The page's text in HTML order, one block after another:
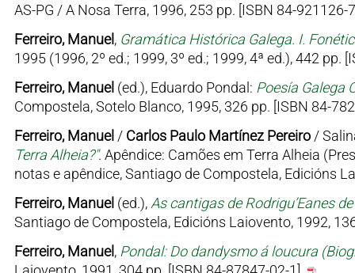
AS-PG / A Nosa Terra, 1996, 253 pp. [ISBN 84-921126-
Ferreiro, Manuel, Gramática Histórica Galega. I.
1995 (1996, 2º ed.; 1999, 3º ed.; 1999, 4ª ed.), 442 pp.
Ferreiro, Manuel (ed.), Eduardo Pondal: Poesía Galega
Compostela, Sotelo Blanco, 1995, 326 pp. [ISBN 84-
Ferreiro, Manuel / Carlos Paulo Martínez Pereiro/
Terra Alheia?". Apêndice: Camões em Terra Alheia
notas e apêndice, Santiago de Compostela, Edicións
Ferreiro, Manuel (ed.), As cantigas de Rodrigu’Eanes
Santiago de Compostela, Edicións Laiovento, 1992,
Ferreiro, Manuel, Pondal: Do dandysmo á loucura